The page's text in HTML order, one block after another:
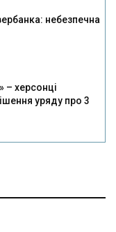
небезпечна
– херсонці
уряду про 3